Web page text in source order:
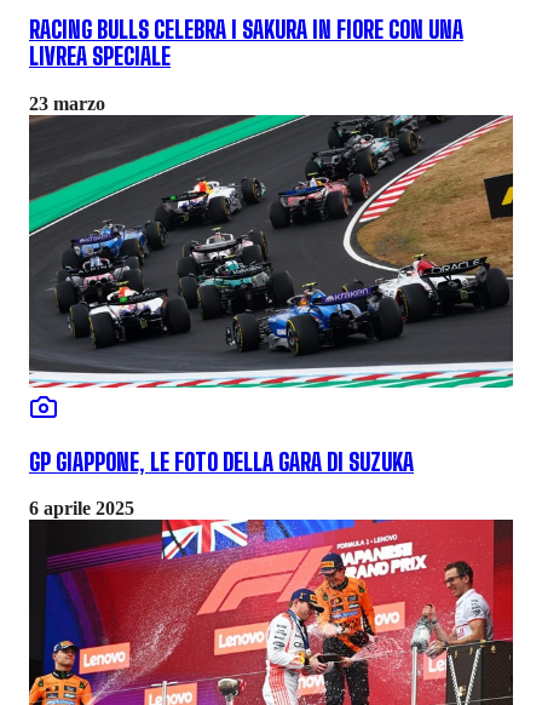
RACING BULLS CELEBRA I SAKURA IN FIORE CON UNA
LIVREA SPECIALE
23 marzo
GP GIAPPONE, LE FOTO DELLA GARA DI SUZUKA
6 aprile 2025